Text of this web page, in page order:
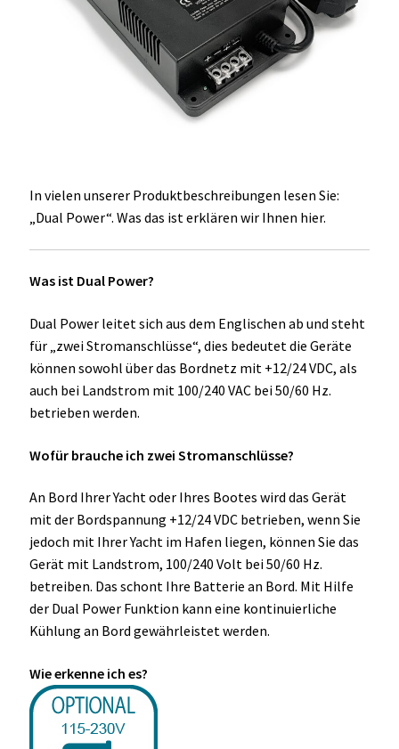
Einbau Kühlmöbel, externer Kompressor, Front:
schwarz, lichtgrau
öffnen
Kühl- Gefrierkombinationen
Weinkühlschränke
Kühlkassetten
Kühl-/ Gefrierboxen tragbar
OCX 2 Serie
Geräte Optionen
FAQ´s zur Website
Wissenswertes
Konfigurator
In vielen unserer Produktbeschreibungen lesen Sie:
„Dual Power“. Was das ist erklären wir Ihnen hier.
Was ist Dual Power?
Dual Power leitet sich aus dem Englischen ab und steht
für „zwei Stromanschlüsse“, dies bedeutet die Geräte
können sowohl über das Bordnetz mit +12/24 VDC, als
auch bei Landstrom mit 100/240 VAC bei 50/60 Hz.
betrieben werden.
Wofür brauche ich zwei Stromanschlüsse?
An Bord Ihrer Yacht oder Ihres Bootes wird das Gerät
mit der Bordspannung +12/24 VDC betrieben, wenn Sie
jedoch mit Ihrer Yacht im Hafen liegen, können Sie das
Gerät mit Landstrom, 100/240 Volt bei 50/60 Hz.
betreiben. Das schont Ihre Batterie an Bord. Mit Hilfe
der Dual Power Funktion kann eine kontinuierliche
Kühlung an Bord gewährleistet werden.
Wie erkenne ich es?